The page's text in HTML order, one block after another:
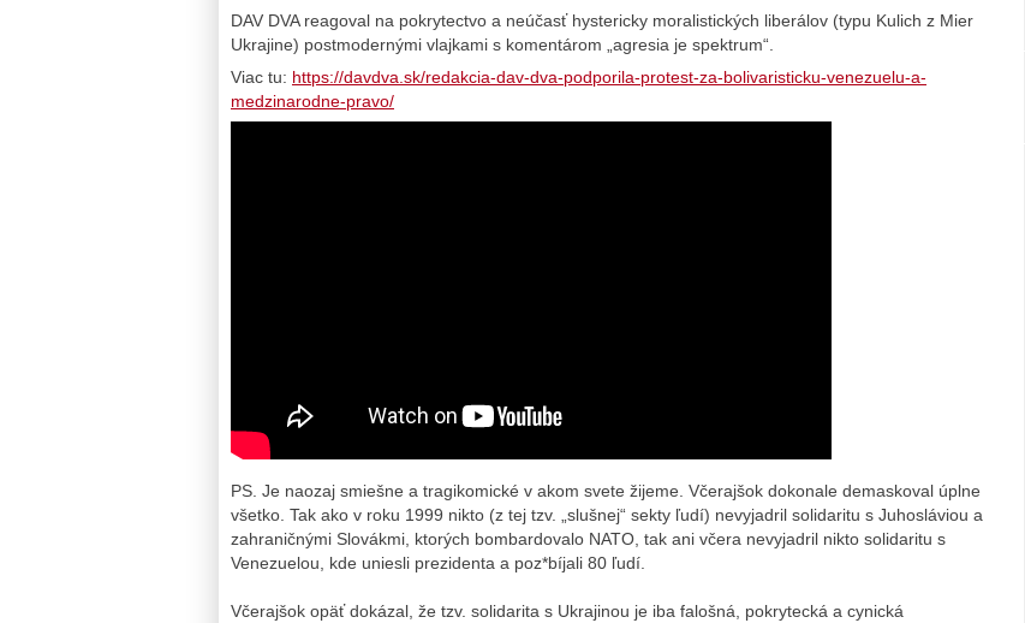
DAV DVA reagoval na pokrytectvo a neúčasť hystericky moralistických liberálov (typu Kulich z Mier
Ukrajine) postmodernými vlajkami s komentárom „agresia je spektrum“.
Viac tu: https://davdva.sk/redakcia-dav-dva-podporila-protest-za-bolivaristicku-venezuelu-a-
medzinarodne-pravo/
PS. Je naozaj smiešne a tragikomické v akom svete žijeme. Včerajšok dokonale demaskoval úplne
všetko. Tak ako v roku 1999 nikto (z tej tzv. „slušnej“ sekty ľudí) nevyjadril solidaritu s Juhosláviou a
zahraničnými Slovákmi, ktorých bombardovalo NATO, tak ani včera nevyjadril nikto solidaritu s
Venezuelou, kde uniesli prezidenta a poz*bíjali 80 ľudí.
Včerajšok opäť dokázal, že tzv. solidarita s Ukrajinou je iba falošná, pokrytecká a cynická